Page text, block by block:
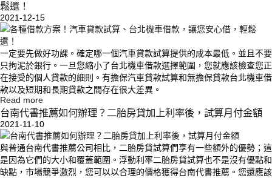
鬆還！
2021-12-15
一定要先做好功課。確定哪一個汽車貸款試算提供的成本最低。並且不要
只拘泥於銀行。一旦您縮小了台北機車借款選擇範圍，您就應該檢查您正
在接受的個人貸款的細則。有擔保汽車貸款試算和無擔保貸款台北機車借
款以及短期和長期貸款之間存在很大差異。
Read more
台南代書推薦如何辦理？二胎房貸加上利率後，試算月付金額
2021-11-10
與普通台南代書推薦公司相比，二胎房貸試算們享有一些額外的優勢；這
是因為它們的大小和覆蓋範圍。浮動利率二胎房貸試算也不是沒有優點和
缺點，市場競爭激烈，您可以以合理的價格獲得台南代書推薦。您還應該